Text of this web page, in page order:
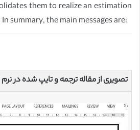
them to realize an estimation
summary, the main messages are:
تصویری از مقاله ترجمه و تایپ شده در نرم